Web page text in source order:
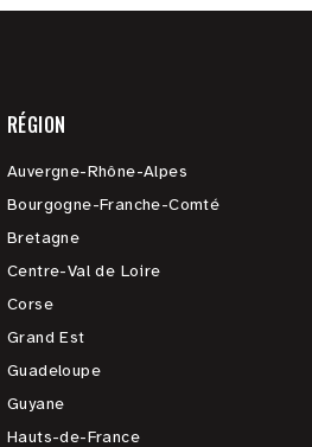
RÉGION
Auvergne-Rhône-Alpes
Bourgogne-Franche-Comté
Bretagne
Centre-Val de Loire
Corse
Grand Est
Guadeloupe
Guyane
Hauts-de-France